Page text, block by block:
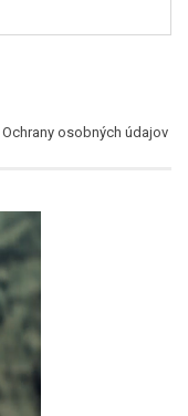
Ochrany osobných údajov